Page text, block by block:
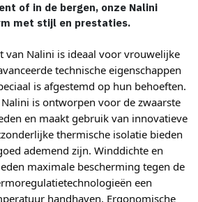
of in de bergen, onze Nalini
met stijl en prestaties.
van Nalini is ideaal voor vrouwelijke
technische eigenschappen
is afgestemd op hun behoeften.
is ontworpen voor de zwaarste
en maakt gebruik van innovatieve
thermische isolatie bieden
ademend zijn. Winddichte en
maximale bescherming tegen de
een
handhaven. Ergonomische